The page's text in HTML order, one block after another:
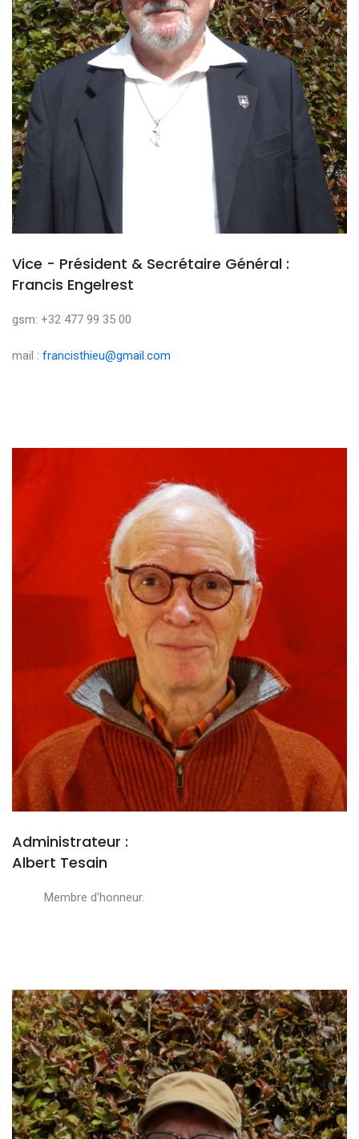
Vice - Président & Secrétaire Général :
Francis Engelrest
gsm: +32 477 99 35 00
mail : francisthieu@gmail.com
Administrateur :
Albert Tesain
Membre d'honneur.